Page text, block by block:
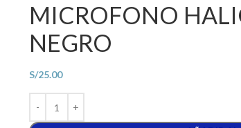
MICROFONO
NEGRO
S/25.00